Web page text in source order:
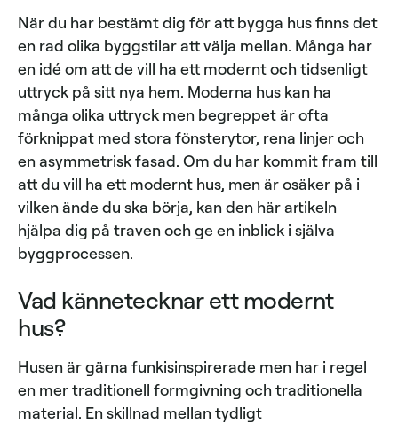
När du har bestämt dig för att bygga hus finns det
en rad olika byggstilar att välja mellan. Många har
en idé om att de vill ha ett modernt och tidsenligt
uttryck på sitt nya hem. Moderna hus kan ha
många olika uttryck men begreppet är ofta
förknippat med stora fönsterytor, rena linjer och
en asymmetrisk fasad. Om du har kommit fram till
att du vill ha ett modernt hus, men är osäker på i
vilken ände du ska börja, kan den här artikeln
hjälpa dig på traven och ge en inblick i själva
byggprocessen.
Vad kännetecknar ett modernt
hus?
Husen är gärna funkisinspirerade men har i regel
en mer traditionell formgivning och traditionella
material. En skillnad mellan tydligt